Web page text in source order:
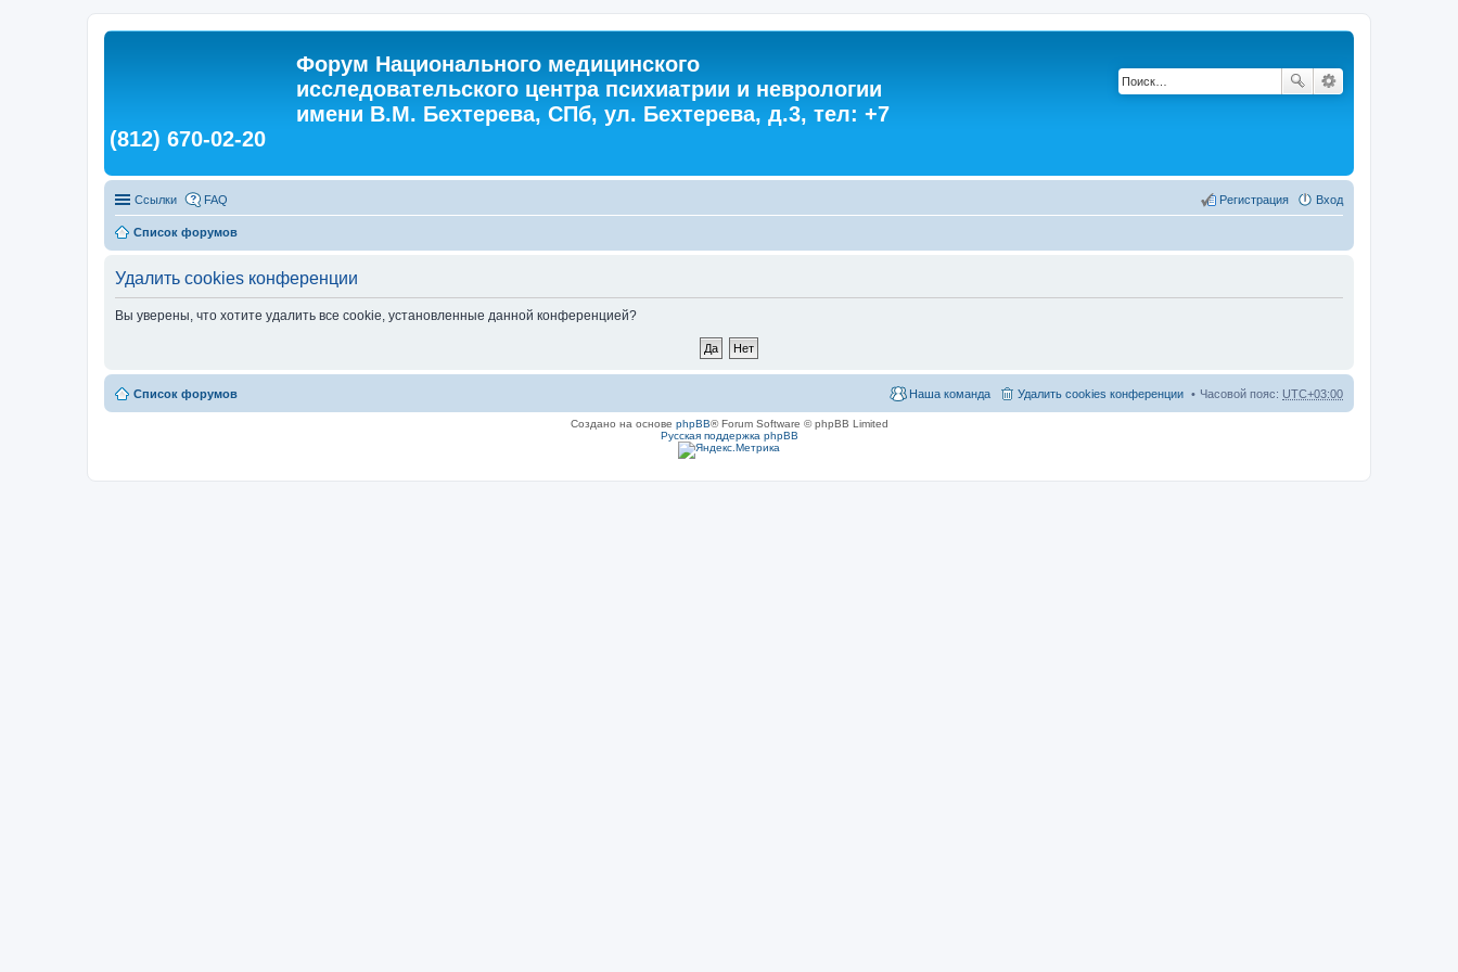
Форум Национального медицинского
исследовательского центра психиатрии и неврологии
имени В.М. Бехтерева, СПб, ул. Бехтерева, д.3, тел: +7
(812) 670-02-20
Ссылки FAQ Вход
Регистрация
Список форумов
Удалить cookies конференции
Вы уверены, что хотите удалить все cookie, установленные данной конференцией?
Список форумов Часовой пояс: UTC+03:00
Удалить cookies конференции
Наша команда
Создано на основе phpBB® Forum Software © phpBB Limited
Русская поддержка phpBB